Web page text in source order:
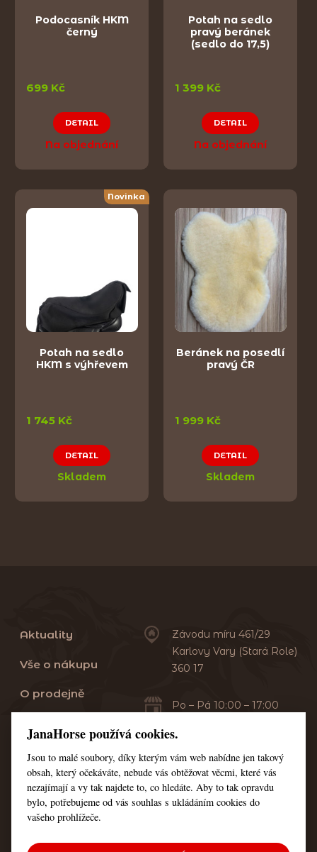
Podocasník HKM
černý
699 Kč
DETAIL
Na objednání
Potah na sedlo
pravý beránek
(sedlo do 17,5)
1 399 Kč
DETAIL
Na objednání
Novinka
Potah na sedlo
HKM s výhřevem
1 745 Kč
DETAIL
Skladem
Beránek na posedlí
pravý ČR
1 999 Kč
DETAIL
Skladem
Aktuality
Vše o nákupu
O prodejně
Servis
Kontakt
Nastavení cookies
Závodu míru 461/29
Karlovy Vary (Stará Role)
360 17
Po – Pá 10:00 – 17:00
+420 353 549 410
+420 608 444 378
JanaHorse používá cookies.
Jsou to malé soubory, díky kterým vám web nabídne jen takový
obsah, který očekáváte, nebude vás obtěžovat věcmi, které vás
nezajímají a vy tak najdete to, co hledáte. Aby to tak opravdu
bylo, potřebujeme od vás souhlas s ukládáním cookies do
vašeho prohlížeče.